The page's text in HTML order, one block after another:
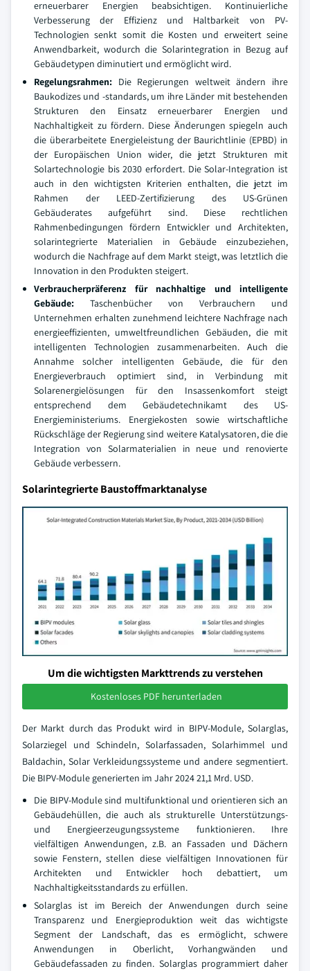
erneuerbarer Energien beabsichtigen. Kontinuierliche
Verbesserung der Effizienz und Haltbarkeit von PV-
Technologien senkt somit die Kosten und erweitert seine
Anwendbarkeit, wodurch die Solarintegration in Bezug auf
Gebäudetypen diminutiert und ermöglicht wird.
Regelungsrahmen: Die Regierungen weltweit ändern ihre
Baukodizes und -standards, um ihre Länder mit bestehenden
Strukturen den Einsatz erneuerbarer Energien und
Nachhaltigkeit zu fördern. Diese Änderungen spiegeln auch
die überarbeitete Energieleistung der Baurichtlinie (EPBD) in
der Europäischen Union wider, die jetzt Strukturen mit
Solartechnologie bis 2030 erfordert. Die Solar-Integration ist
auch in den wichtigsten Kriterien enthalten, die jetzt im
Rahmen der LEED-Zertifizierung des US-Grünen
Gebäuderates aufgeführt sind. Diese rechtlichen
Rahmenbedingungen fördern Entwickler und Architekten,
solarintegrierte Materialien in Gebäude einzubeziehen,
wodurch die Nachfrage auf dem Markt steigt, was letztlich die
Innovation in den Produkten steigert.
Verbraucherpräferenz für nachhaltige und intelligente
Gebäude: Taschenbücher von Verbrauchern und
Unternehmen erhalten zunehmend leichtere Nachfrage nach
energieeffizienten, umweltfreundlichen Gebäuden, die mit
intelligenten Technologien zusammenarbeiten. Auch die
Annahme solcher intelligenten Gebäude, die für den
Energieverbrauch optimiert sind, in Verbindung mit
Solarenergielösungen für den Insassenkomfort steigt
entsprechend dem Gebäudetechnikamt des US-
Energieministeriums. Energiekosten sowie wirtschaftliche
Rückschläge der Regierung sind weitere Katalysatoren, die die
Integration von Solarmaterialien in neue und renovierte
Gebäude verbessern.
Solarintegrierte Baustoffmarktanalyse
Um die wichtigsten Markttrends zu verstehen
Kostenloses PDF herunterladen
Der Markt durch das Produkt wird in BIPV-Module, Solarglas,
Solarziegel und Schindeln, Solarfassaden, Solarhimmel und
Baldachin, Solar Verkleidungssysteme und andere segmentiert.
Die BIPV-Module generierten im Jahr 2024 21,1 Mrd. USD.
Die BIPV-Module sind multifunktional und orientieren sich an
Gebäudehüllen, die auch als strukturelle Unterstützungs-
und Energieerzeugungssysteme funktionieren. Ihre
vielfältigen Anwendungen, z.B. an Fassaden und Dächern
sowie Fenstern, stellen diese vielfältigen Innovationen für
Architekten und Entwickler hoch debattiert, um
Nachhaltigkeitsstandards zu erfüllen.
Solarglas ist im Bereich der Anwendungen durch seine
Transparenz und Energieproduktion weit das wichtigste
Segment der Landschaft, das es ermöglicht, schwere
Anwendungen in Oberlicht, Vorhangwänden und
Gebäudefassaden zu finden. Solarglas programmiert daher